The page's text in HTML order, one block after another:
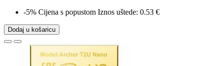
-5% Cijena s popustom Iznos uštede: 0.53 €
Dodaj u košaricu